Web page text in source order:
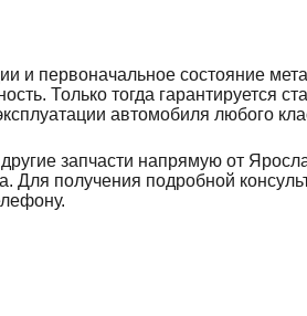
и первоначальное состояние
Только тогда гарантируется
автомобиля любого
запчасти напрямую от
Для получения подробной